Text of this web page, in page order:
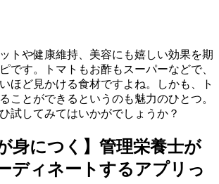
トや健康維持、美容にも嬉しい効果を期
です。トマトもお酢もスーパーなどで、
ほど見かける食材ですよね。しかも、ト
ことができるというのも魅力のひとつ。
試してみてはいかがでしょうか？
身につく】管理栄養士が
ディネートするアプリっ